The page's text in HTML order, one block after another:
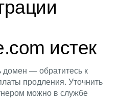
истек
домен — обратитесь к
продления. Уточнить
можно в службе